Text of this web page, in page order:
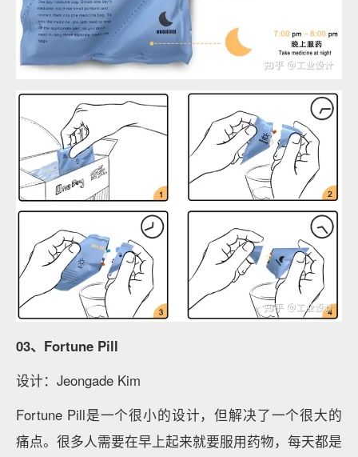
03、Fortune Pill
设计：Jeongade Kim
Fortune Pill是一个很小的设计，但解决了一个很大的
痛点。很多人需要在早上起来就要服用药物，每天都是